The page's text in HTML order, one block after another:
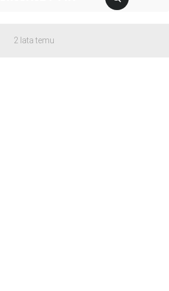
2 lata temu